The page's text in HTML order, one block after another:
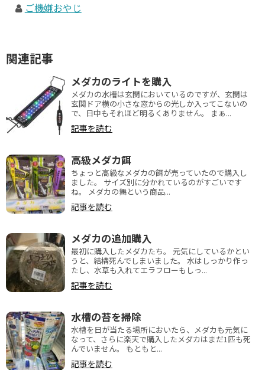
ご機嫌おやじ
関連記事
メダカのライトを購入
メダカの水槽は玄関においているのですが、玄関は
玄関ドア横の小さな窓からの光しか入ってこないの
で、日中もそれほど明るくありません。 まぁ...
記事を読む
高級メダカ餌
ちょっと高級なメダカの餌が売っていたので購入し
ました。 サイズ別に分かれているのがすごいです
ね。 メダカの舞という商品...
記事を読む
メダカの追加購入
最初に購入したメダカたち。 元気にしているかとい
うと、結構死んでしまいました。 水はしっかり作っ
たし、水草も入れてエラフローもしっ...
記事を読む
水槽の苔を掃除
水槽を日が当たる場所においたら、メダカも元気に
なって、さらに楽天で購入したメダカはまだ1匹も死
んでいません。 もともと...
記事を読む